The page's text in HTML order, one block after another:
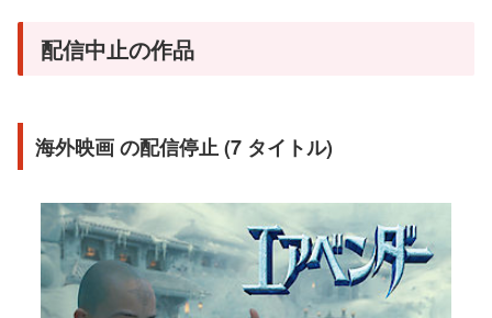
配信中止の作品
海外映画 の配信停止 (7 タイトル)